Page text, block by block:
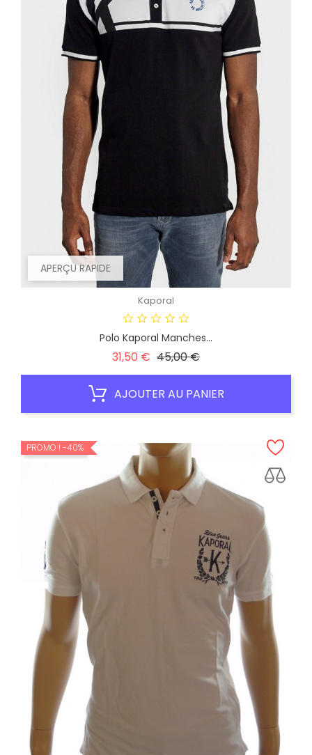
APERÇU RAPIDE
Kaporal
Polo Kaporal Manches...
31,50 € Prix
45,00 €Prix
AJOUTER AU PANIER
PROMO ! -40%